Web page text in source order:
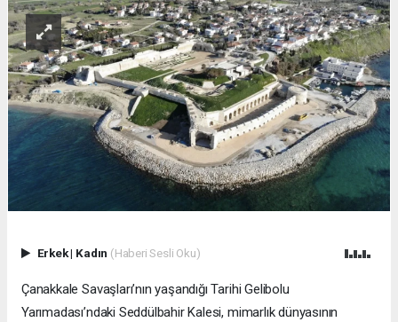
Erkek| Kadın (Haberi Sesli Oku)
Çanakkale Savaşları’nın yaşandığı Tarihi Gelibolu
Yarımadası’ndaki Seddülbahir Kalesi, mimarlık dünyasının